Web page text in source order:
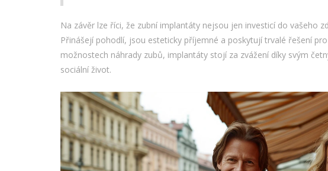
Na závěr lze říci, že zubní implantáty nejsou jen investicí do vašeho
Přinášejí pohodlí, jsou esteticky příjemné a poskytují trvalé řešení
možnostech náhrady zubů, implantáty stojí za zvážení díky svým
sociální život.